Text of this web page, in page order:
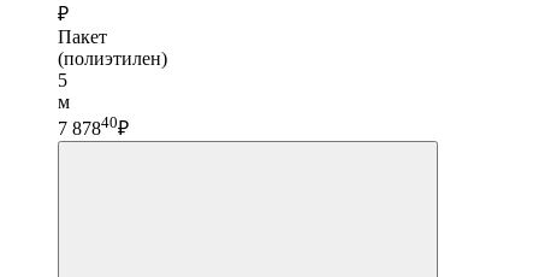
₽
Пакет
(полиэтилен)
5
м
7 87840₽